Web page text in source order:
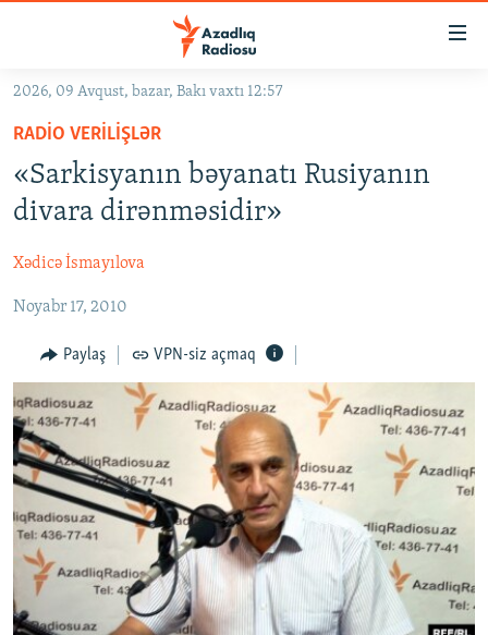
Əsas
qayıt
Əsas
naviqasiyaya
qayıt
Axtarışa
GÜNDƏM
#İZAHLA
KORRUPSIOMETR
FƏRQƏ BAX
QANUNI DOĞRU
ARAŞDIRMA
VIDEO
FOTOQALEREYA
İNFOQRAFIKA
KARIKATURA
RADIO ARXIV
OXU ZALI
AZƏRBAYCAN ƏDƏBIYYATI KITABXANASI
İSLAM VƏ DEMOKRATIYA
İZ - MƏDƏNIYYƏT PROQRAMI
HAQQIMIZDA
MISSIYAMIZ
PEŞƏ ETIKASI VƏ JURNALISTIKA STANDARTLARIMIZ
MATERIALLARIMIZDAN ISTIFADƏ
AZADLIQRADIOSU MOBIL TELEFONUNUZDA
BIZI IZLƏ
RFE/RL-in bütün saytları
2026, 09 Avqust, bazar, Bakı vaxtı 12:57
RADIO VERILIŞLƏR
«Sarkisyanın bəyanatı Rusiyanın
divara dirənməsidir»
Xədicə İsmayılova
Noyabr 17, 2010
Paylaş VPN-siz açmaq